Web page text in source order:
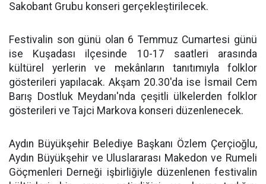
Sakobant Grubu konseri gerçekleştirilecek.
Festivalin son günü olan 6 Temmuz Cumartesi günü
ise Kuşadası ilçesinde 10-17 saatleri arasında
kültürel yerlerin ve mekânların tanıtımıyla folklor
gösterileri yapılacak. Akşam 20.30'da ise İsmail Cem
Barış Dostluk Meydanı'nda çeşitli ülkelerden folklor
gösterileri ve Tajci Markova konseri düzenlenecek.
Aydın Büyükşehir Belediye Başkanı Özlem Çerçioğlu,
Aydın Büyükşehir ve Uluslararası Makedon ve Rumeli
Göçmenleri Derneği işbirliğiyle düzenlenen festivalin